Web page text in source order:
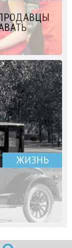
ЖИЗНЬ